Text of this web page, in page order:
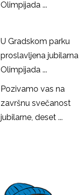
Olimpijada ...
U Gradskom parku
proslavljena jubilarna
Olimpijada ...
Pozivamo vas na
završnu svečanost
jubilarne, deset ...